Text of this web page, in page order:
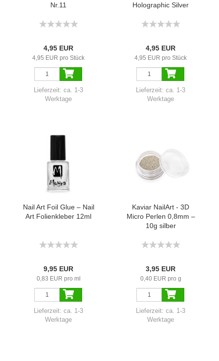
Nr.11
4,95 EUR
4,95 EUR pro Stück
Lieferzeit: ca. 1-3
Werktage
Holographic Silver
4,95 EUR
4,95 EUR pro Stück
Lieferzeit: ca. 1-3
Werktage
Nail Art Foil Glue – Nail
Art Folienkleber 12ml
9,95 EUR
0,83 EUR pro ml
Lieferzeit: ca. 1-3
Werktage
Kaviar NailArt - 3D
Micro Perlen 0,8mm –
10g silber
3,95 EUR
0,40 EUR pro g
Lieferzeit: ca. 1-3
Werktage